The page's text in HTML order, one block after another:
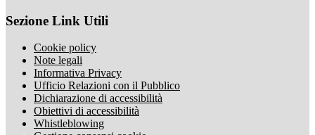
Sezione Link Utili
Cookie policy
Note legali
Informativa Privacy
Ufficio Relazioni con il Pubblico
Dichiarazione di accessibilità
Obiettivi di accessibilità
Whistleblowing